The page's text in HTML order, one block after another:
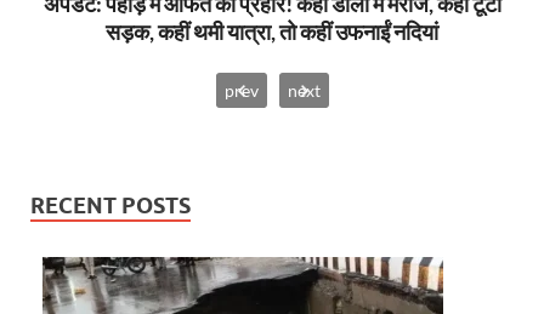
सड़क, कहीं थमी यात्रा, तो कहीं उफनाईं नदियां
prev next
RECENT POSTS